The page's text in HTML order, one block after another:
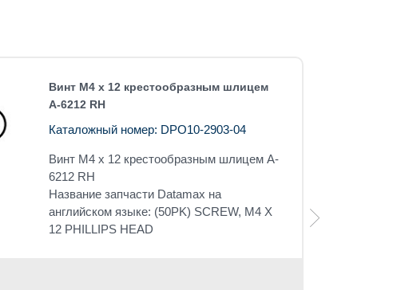
Винт М4 х 12 крестообразным шлицем
A-6212 RH
Каталожный номер: DPO10-2903-04
Винт М4 х 12 крестообразным шлицем A-
6212 RH
Название запчасти Datamax на
английском языке: (50PK) SCREW, M4 X
12 PHILLIPS HEAD